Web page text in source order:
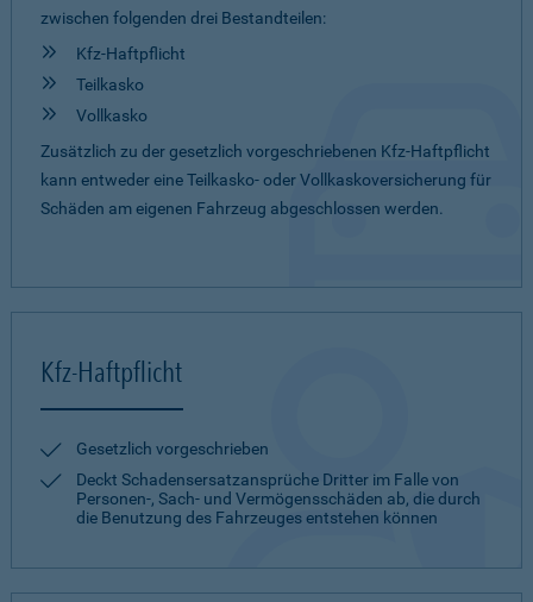
zwischen folgenden drei Bestandteilen:
Kfz-Haftpflicht
Teilkasko
Vollkasko
Zusätzlich zu der gesetzlich vorgeschriebenen Kfz-Haftpflicht
kann entweder eine Teilkasko- oder Vollkaskoversicherung für
Schäden am eigenen Fahrzeug abgeschlossen werden.
Kfz-Haftpflicht
Gesetzlich vorgeschrieben
Deckt Schadensersatzansprüche Dritter im Falle von
Personen-, Sach- und Vermögensschäden ab, die durch
die Benutzung des Fahrzeuges entstehen können